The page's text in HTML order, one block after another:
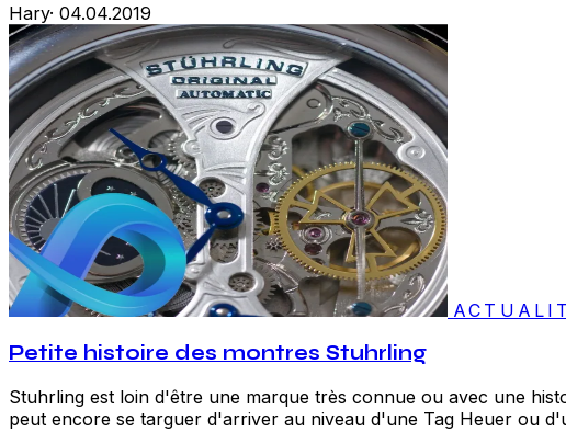
Hary· 04.04.2019
Petite histoire des montres Stuhrling
Stuhrling est loin d'être une marque très connue ou avec une
peut encore se targuer d'arriver au niveau d'une Tag Heuer ou